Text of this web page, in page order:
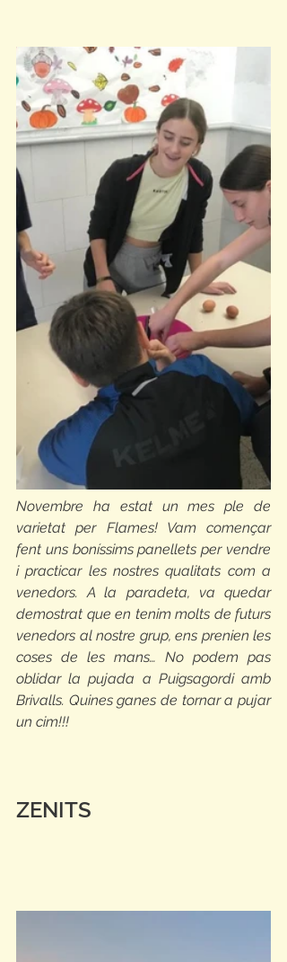
Novembre ha estat un mes ple de
varietat per Flames! Vam començar
fent uns boníssims panellets per vendre
i practicar les nostres qualitats com a
venedors. A la paradeta, va quedar
demostrat que en tenim molts de futurs
venedors al nostre grup, ens prenien les
coses de les mans… No podem pas
oblidar la pujada a Puigsagordi amb
Brivalls. Quines ganes de tornar a pujar
un cim!!!
ZENITS